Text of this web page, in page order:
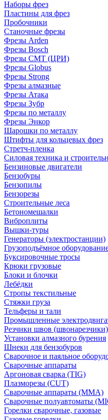
Наборы фрез
Пластины для фрез
Пробочники
Станочные фрезы
Фрезы Arden
Фрезы Bosch
Фрезы CMT (ЦРИ)
Фрезы Globus
Фрезы Strong
Фрезы алмазные
Фрезы Атака
Фрезы Зубр
Фрезы по металлу
Фрезы Энкор
Шарошки по металлу
Штифты для кольцевых фрез
Стретч-пленка
Силовая техника и
Бензиновые двигатели
Бензобуры
Бензопилы
Бензорезы
Строительные леса
Бетономешалки
Виброплиты
Вышки-туры
Генераторы (электростанции)
Грузоподъёмное
Буксировочные тросы
Крюки грузовые
Блоки и блочки
Лебёдки
Стропы текстильные
Стяжки груза
Тельферы и тали
Промышленные
Резчики швов (швонарезчики)
Установки алмазного бурения
Шнеки для бензобуров
Сварочное и паяльное
Сварочные аппараты
Аргоновая сварка (TIG)
Плазморезы (CUT)
Сварочные аппараты (MMA)
Сварочные полуавтоматы
Горелки сварочные, газовые